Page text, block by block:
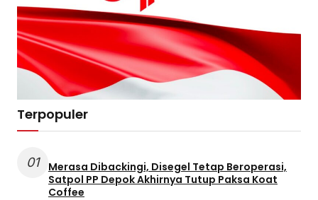
Terpopuler
01
Merasa Dibackingi, Disegel Tetap Beroperasi,
Satpol PP Depok Akhirnya Tutup Paksa Koat
Coffee